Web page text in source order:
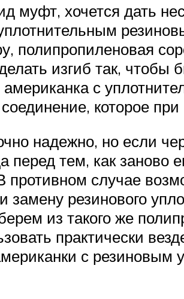
муфт, хочется дать
полипропиленовая
изгиб так,
с
которое
надежно, но если
перед тем, как
противном случае
замену резинового
из такого же
практически
с резиновым